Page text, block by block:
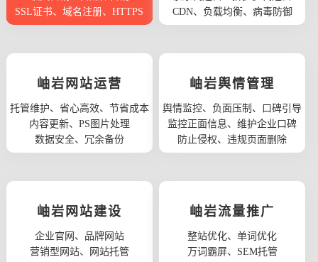
SSL证书、域名注册、HTTPS
CDN、负载均衡、病毒防御
岫岩网站运营
托管维护、省心高效、节省成本
内容更新、PS图片处理
数据安全、冗余备份
岫岩舆情管理
舆情监控、负面压制、口碑引导
监控正面信息、维护企业口碑
防止侵权、违规页面删除
岫岩网站建设
企业官网、品牌网站
营销型网站、网站托管
岫岩流量推广
整站优化、单词优化
万词霸屏、SEM托管